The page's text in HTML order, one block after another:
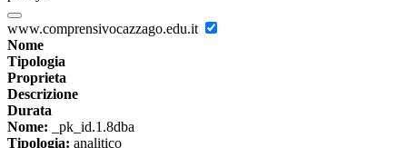
www.comprensivocazzago.edu.it
Nome
Tipologia
Proprieta
Descrizione
Durata
Nome: _pk_id.1.8dba
Tipologia: analitico